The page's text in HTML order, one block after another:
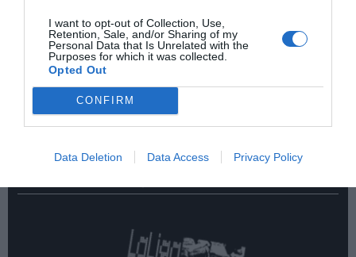
I want to opt-out of Collection, Use,
Retention, Sale, and/or Sharing of my
Personal Data that Is Unrelated with the
Purposes for which it was collected.
Opted Out
CONFIRM
Data Deletion Data Access Privacy Policy
¡Haz click aquí y accede sin límites a contenidos
Publicidad